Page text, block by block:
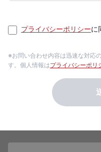
プライバシーポリシーに
※お問い合わせ内容は迅速な対応
す。個人情報はプライバシーポリ